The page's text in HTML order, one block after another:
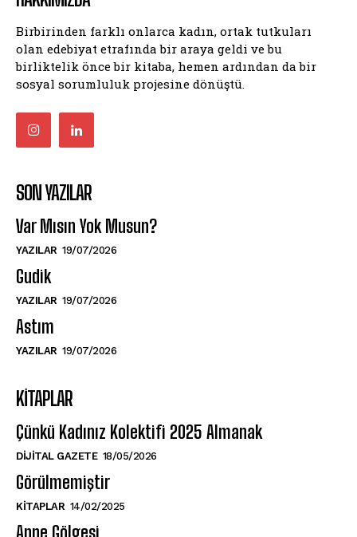
Birbirinden farklı onlarca kadın, ortak tutkuları
olan edebiyat etrafında bir araya geldi ve bu
birliktelik önce bir kitaba, hemen ardından da bir
sosyal sorumluluk projesine dönüştü.
SON YAZILAR
Var Mısın Yok Musun?
YAZILAR 19/07/2026
Gudik
YAZILAR 19/07/2026
Astım
YAZILAR 19/07/2026
KITAPLAR
Çünkü Kadınız Kolektifi 2025 Almanak
DIJITAL GAZETE 18/05/2026
Görülmemiştir
KITAPLAR 14/02/2025
Anne Gölgesi